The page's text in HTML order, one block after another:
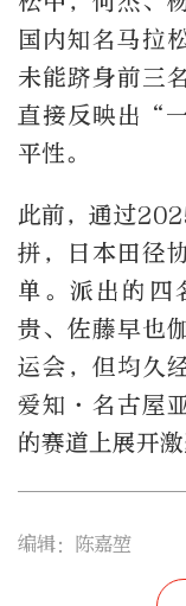
国内知名马拉
未能跻身前三
直接反映出“
平性。
此前，通过
拼，日本田径
单。派出的四
贵、佐藤早也
运会，但均久
爱知·名古屋
的赛道上展开激
编辑：陈嘉堃